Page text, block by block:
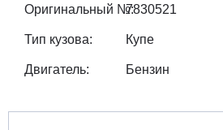
Оригинальный №:7830521
Тип кузова: Купе
Двигатель: Бензин